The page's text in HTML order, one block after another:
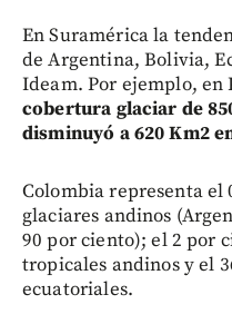
En Suramérica la
de Argentina, Bolivia,
Ideam. Por ejemplo, en
cobertura glaciar de
disminuyó a 620 Km2
Colombia representa el
glaciares andinos
90 por ciento); el 2 por
tropicales andinos y el
ecuatoriales.